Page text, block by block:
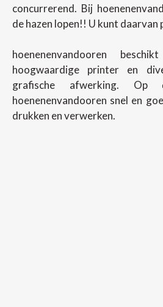
concurrerend. Bij
de hazen lopen!! U kunt
hoenenenvandooren
hoogwaardige printer en
grafische afwerking. Op
hoenenenvandooren snel en
drukken en verwerken.